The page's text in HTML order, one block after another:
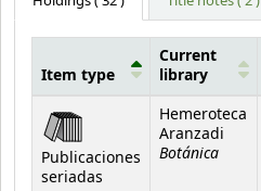
Holdings
Item type
Current
library
Publicaciones
seriadas
Hemeroteca
Aranzadi
Botánica